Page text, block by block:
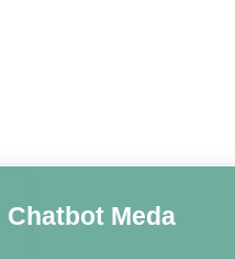
Chatbot Meda